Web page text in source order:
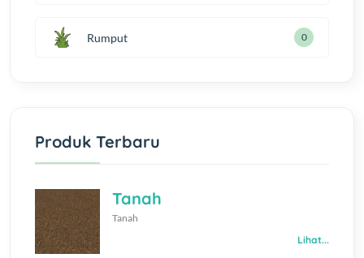
Rumput 0
Produk Terbaru
Tanah
Tanah
Lihat...